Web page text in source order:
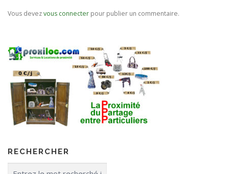
Vous devezvous connecter pour publier un commentaire.
RECHERCHER